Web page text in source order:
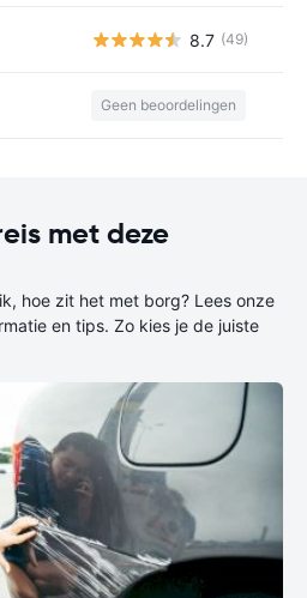
8.7 (49)
Geen beoordelingen
met deze
hoe zit het met borg? Lees onze
en tips. Zo kies je de juiste